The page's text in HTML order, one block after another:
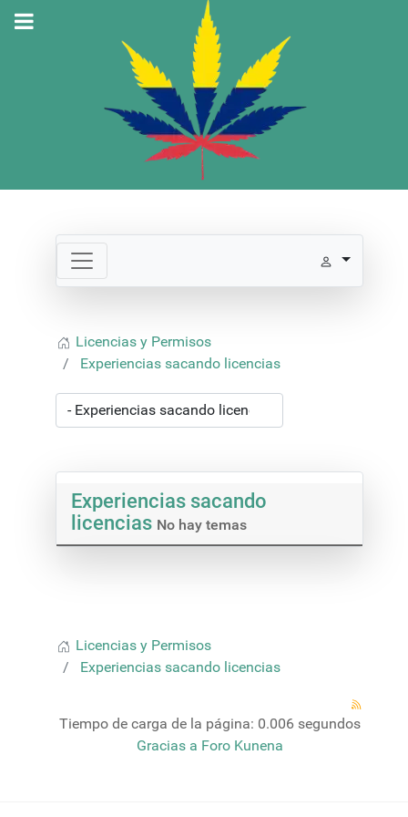
Licencias y Permisos
Experiencias sacando licencias
Experiencias sacando
licencias No hay temas
Licencias y Permisos
Experiencias sacando licencias
Tiempo de carga de la página: 0.006 segundos
Gracias a Foro Kunena